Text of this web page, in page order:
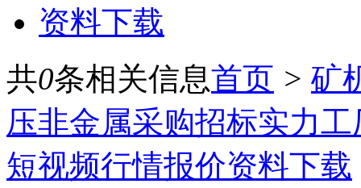
资料下载
共0条相关信息首页 > 矿
压非金属采购招标实力工
短视频行情报价资料下载